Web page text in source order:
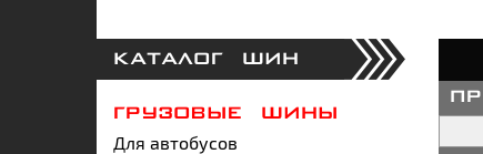
КАТАЛОГ ШИН
ГРУЗОВЫЕ ШИНЫ
Для автобусов